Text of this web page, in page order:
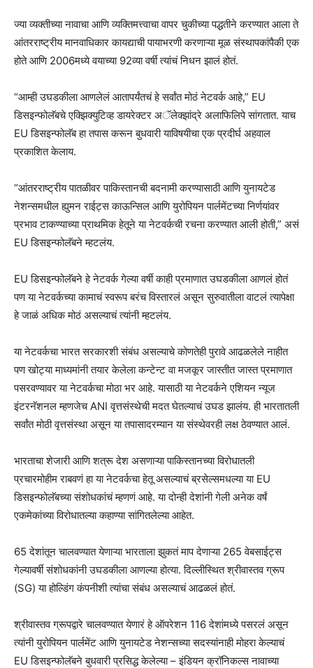
ज्या व्यक्तीच्या नावाचा आणि व्यक्तिमत्त्वाचा वापर चुकीच्या पद्धतीने करण्यात आला ते
आंतरराष्ट्रीय मानवाधिकार कायद्याची पायाभरणी करणाऱ्या मूळ संस्थापकांपैकी एक
होते आणि 2006मध्ये वयाच्या 92व्या वर्षी त्यांचं निधन झालं होतं.
“आम्ही उघडकीला आणलेलं आतापर्यंतचं हे सर्वांत मोठं नेटवर्क आहे,” EU
डिसइन्फोलॅबचे एक्झिक्युटिव्ह डायरेक्टर अॅलेक्झांद्रे अलाफिलिपे सांगतात. याच
EU डिसइन्फोलॅब हा तपास करून बुधवारी याविषयीचा एक प्रदीर्घ अहवाल
प्रकाशित केलाय.
“आंतरराष्ट्रीय पातळीवर पाकिस्तानची बदनामी करण्यासाठी आणि युनायटेड
नेशन्समधील ह्युमन राईट्स काऊन्सिल आणि युरोपियन पार्लमेंटच्या निर्णयांवर
प्रभाव टाकण्याच्या प्राथमिक हेतूने या नेटवर्कची रचना करण्यात आली होती,” असं
EU डिसइन्फोलॅबने म्हटलंय.
EU डिसइन्फोलॅबने हे नेटवर्क गेल्या वर्षी काही प्रमाणात उघडकीला आणलं होतं
पण या नेटवर्कच्या कामाचं स्वरूप बरंच विस्तारलं असून सुरुवातीला वाटलं त्यापेक्षा
हे जाळं अधिक मोठं असल्याचं त्यांनी म्हटलंय.
या नेटवर्कचा भारत सरकारशी संबंध असल्याचे कोणतेही पुरावे आढळलेले नाहीत
पण खोट्या माध्यमांनी तयार केलेला कन्टेन्ट वा मजकूर जास्तीत जास्त प्रमाणात
पसरवण्यावर या नेटवर्कचा मोठा भर आहे. यासाठी या नेटवर्कने एशियन न्यूज
इंटरनॅशनल म्हणजेच ANI वृत्तसंस्थेची मदत घेतल्याचं उघड झालंय. ही भारतातली
सर्वांत मोठी वृत्तसंस्था असून या तपासादरम्यान या संस्थेवरही लक्ष ठेवण्यात आलं.
भारताचा शेजारी आणि शत्रू देश असणाऱ्या पाकिस्तानच्या विरोधातली
प्रचारमोहीम राबवणं हा या नेटवर्कचा हेतू असल्याचं ब्रसेल्समधल्या या EU
डिसइन्फोलॅबच्या संशोधकांचं म्हणणं आहे. या दोन्ही देशांनी गेली अनेक वर्षं
एकमेकांच्या विरोधातल्या कहाण्या सांगितलेल्या आहेत.
65 देशांतून चालवण्यात येणाऱ्या भारताला झुकतं माप देणाऱ्या 265 वेबसाईट्स
गेल्यावर्षी संशोधकांनी उघडकीला आणल्या होत्या. दिल्लीस्थित श्रीवास्तव ग्रूप
(SG) या होल्डिंग कंपनीशी त्यांचा संबंध असल्याचं आढळलं होतं.
श्रीवास्तव ग्रूपद्वारे चालवण्यात येणारं हे ऑपरेशन 116 देशांमध्ये पसरलं असून
त्यांनी युरोपियन पार्लमेंट आणि युनायटेड नेशन्सच्या सदस्यांनाही मोहरा केल्याचं
EU डिसइन्फोलॅबने बुधवारी प्रसिद्ध केलेल्या – इंडियन क्रॉनिकल्स नावाच्या